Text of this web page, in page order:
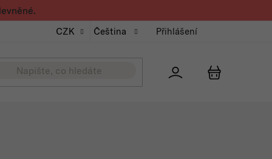
CZK Čeština Přihlášení